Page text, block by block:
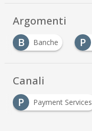
Argomenti
B
Banche P
Canali
P
Payment Services